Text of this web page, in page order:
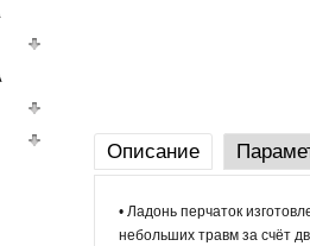
Описание
• Ладонь перчаток
небольших травм за счёт